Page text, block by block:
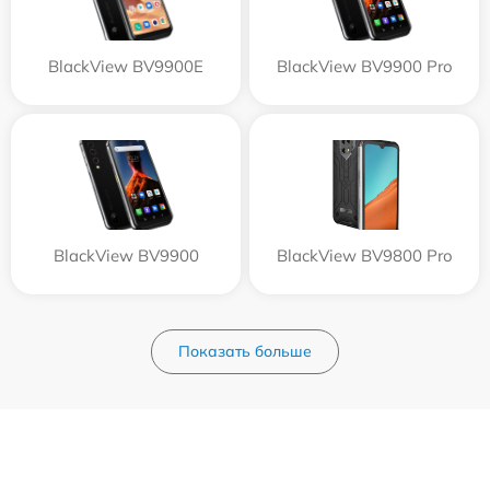
BlackView BV9900E BlackView BV9900 Pro
BlackView BV9900 BlackView BV9800 Pro
Показать больше